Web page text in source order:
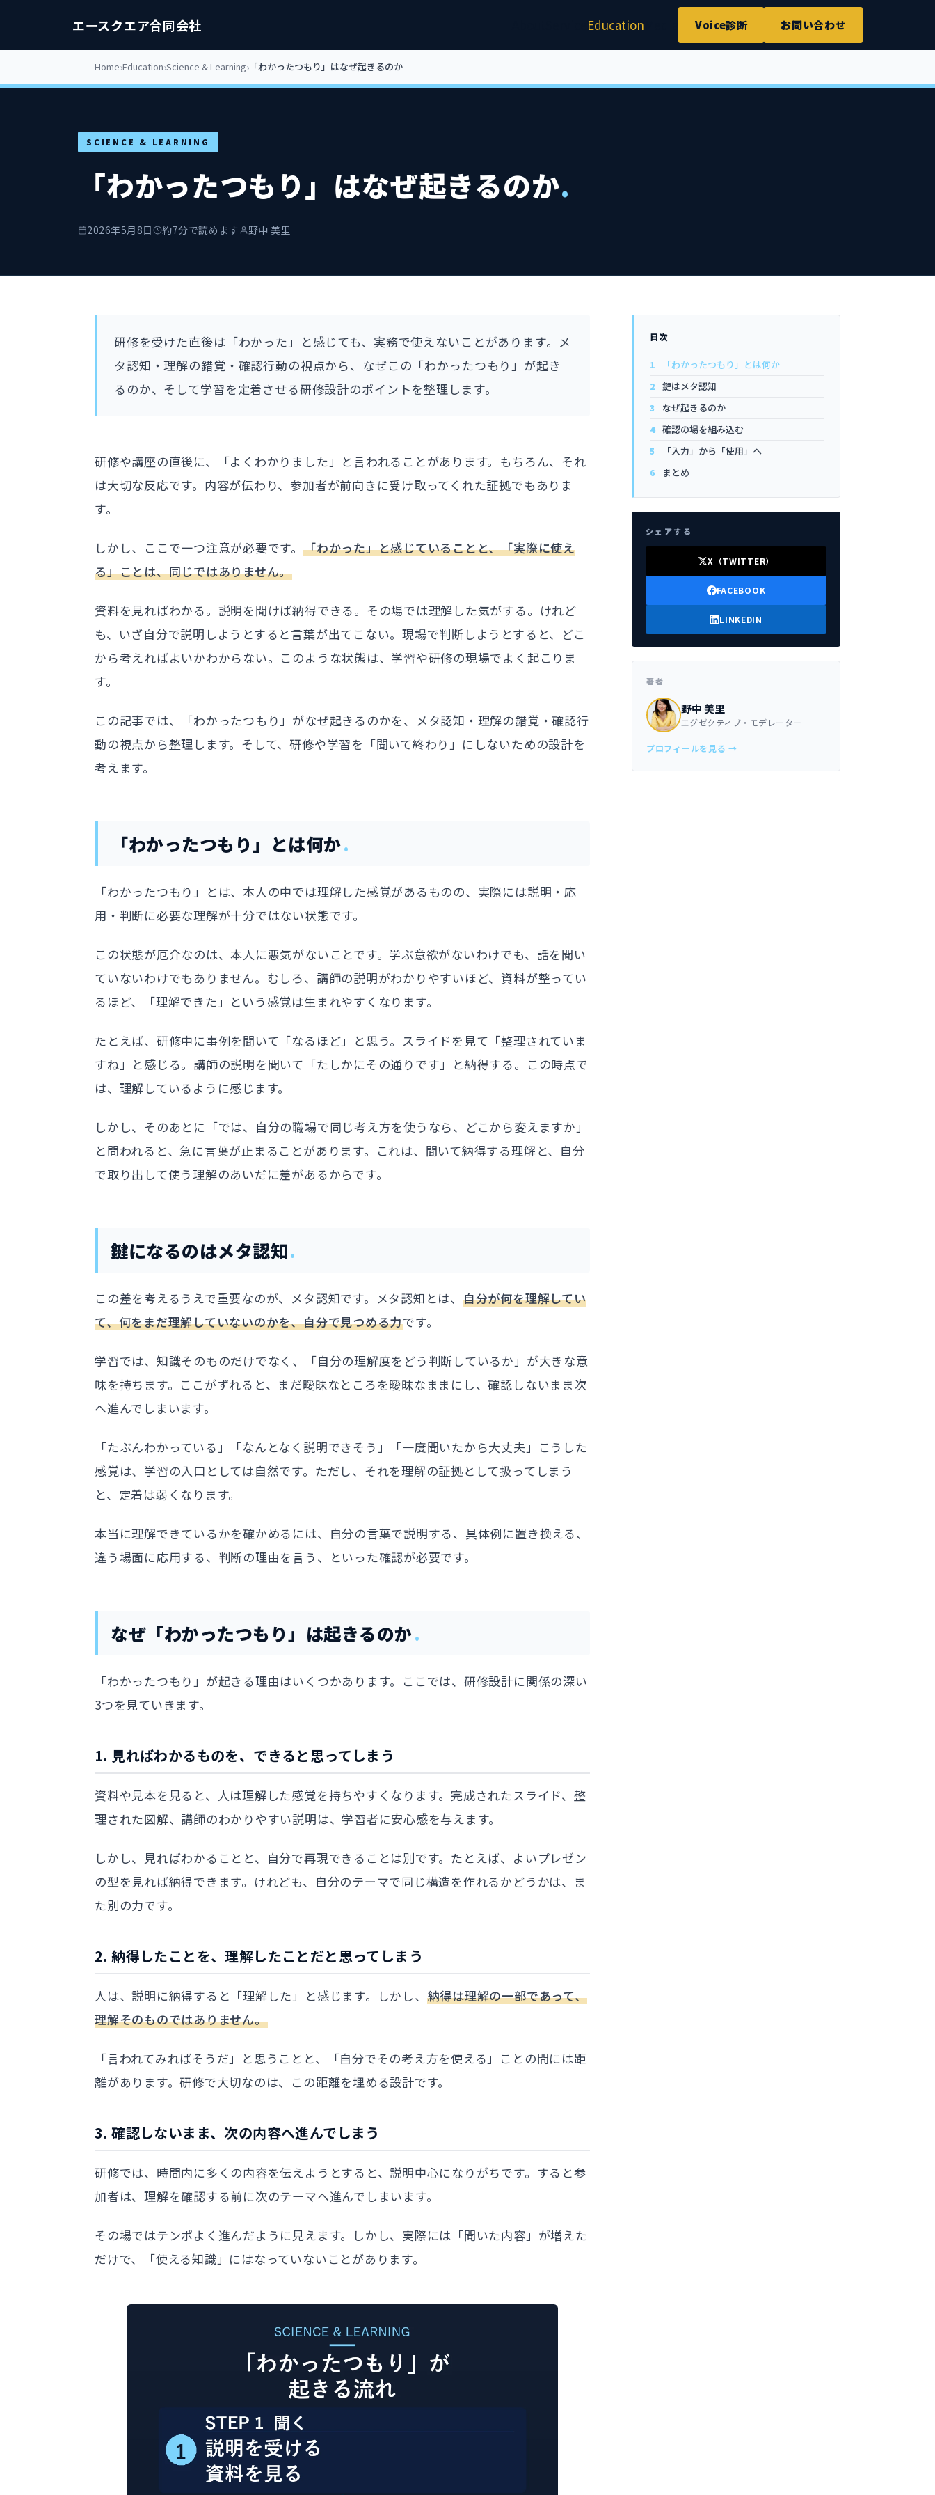
エースクエア合同会社 Education Voice診断 お問い合わせ
Home Education Science & Learning 「わかったつもり」はなぜ起きるのか
SCIENCE & LEARNING
「わかったつもり」はなぜ起きるのか.
2026年5月8日 約7分で読めます 野中 美里
研修を受けた直後は「わかった」と感じても、実務で使えないことがあります。メ
タ認知・理解の錯覚・確認行動の視点から、なぜこの「わかったつもり」が起き
るのか、そして学習を定着させる研修設計のポイントを整理します。
研修や講座の直後に、「よくわかりました」と言われることがあります。もちろん、それ
は大切な反応です。内容が伝わり、参加者が前向きに受け取ってくれた証拠でもありま
す。
しかし、ここで一つ注意が必要です。「わかった」と感じていることと、「実際に使え
る」ことは、同じではありません。
資料を見ればわかる。説明を聞けば納得できる。その場では理解した気がする。けれど
も、いざ自分で説明しようとすると言葉が出てこない。現場で判断しようとすると、どこ
から考えればよいかわからない。このような状態は、学習や研修の現場でよく起こりま
す。
この記事では、「わかったつもり」がなぜ起きるのかを、メタ認知・理解の錯覚・確認行
動の視点から整理します。そして、研修や学習を「聞いて終わり」にしないための設計を
考えます。
「わかったつもり」とは何か
「わかったつもり」とは、本人の中では理解した感覚があるものの、実際には説明・応
用・判断に必要な理解が十分ではない状態です。
この状態が厄介なのは、本人に悪気がないことです。学ぶ意欲がないわけでも、話を聞い
ていないわけでもありません。むしろ、講師の説明がわかりやすいほど、資料が整ってい
るほど、「理解できた」という感覚は生まれやすくなります。
たとえば、研修中に事例を聞いて「なるほど」と思う。スライドを見て「整理されていま
すね」と感じる。講師の説明を聞いて「たしかにその通りです」と納得する。この時点で
は、理解しているように感じます。
しかし、そのあとに「では、自分の職場で同じ考え方を使うなら、どこから変えますか」
と問われると、急に言葉が止まることがあります。これは、聞いて納得する理解と、自分
で取り出して使う理解のあいだに差があるからです。
鍵になるのはメタ認知
この差を考えるうえで重要なのが、メタ認知です。メタ認知とは、 自分が何を理解してい
て、何をまだ理解していないのかを、自分で見つめる力です。
学習では、知識そのものだけでなく、「自分の理解度をどう判断しているか」が大きな意
味を持ちます。ここがずれると、まだ曖昧なところを曖昧なままにし、確認しないまま次
へ進んでしまいます。
「たぶんわかっている」「なんとなく説明できそう」「一度聞いたから大丈夫」こうした
感覚は、学習の入口としては自然です。ただし、それを理解の証拠として扱ってしまう
と、定着は弱くなります。
本当に理解できているかを確かめるには、自分の言葉で説明する、具体例に置き換える、
違う場面に応用する、判断の理由を言う、といった確認が必要です。
なぜ「わかったつもり」は起きるのか
「わかったつもり」が起きる理由はいくつかあります。ここでは、研修設計に関係の深い
3つを見ていきます。
1. 見ればわかるものを、できると思ってしまう
資料や見本を見ると、人は理解した感覚を持ちやすくなります。完成されたスライド、整
理された図解、講師のわかりやすい説明は、学習者に安心感を与えます。
しかし、見ればわかることと、自分で再現できることは別です。たとえば、よいプレゼン
の型を見れば納得できます。けれども、自分のテーマで同じ構造を作れるかどうかは、ま
た別の力です。
2. 納得したことを、理解したことだと思ってしまう
人は、説明に納得すると「理解した」と感じます。しかし、 納得は理解の一部であって、
理解そのものではありません。
「言われてみればそうだ」と思うことと、「自分でその考え方を使える」ことの間には距
離があります。研修で大切なのは、この距離を埋める設計です。
3. 確認しないまま、次の内容へ進んでしまう
研修では、時間内に多くの内容を伝えようとすると、説明中心になりがちです。すると参
加者は、理解を確認する前に次のテーマへ進んでしまいます。
その場ではテンポよく進んだように見えます。しかし、実際には「聞いた内容」が増えた
だけで、「使える知識」にはなっていないことがあります。
目次
「わかったつもり」とは何か
鍵はメタ認知
なぜ起きるのか
確認の場を組み込む
「入力」から「使用」へ
まとめ
シェアする
X（TWITTER）
FACEBOOK
LINKEDIN
著者
野中 美里
エグゼクティブ・モデレーター
プロフィールを見る →